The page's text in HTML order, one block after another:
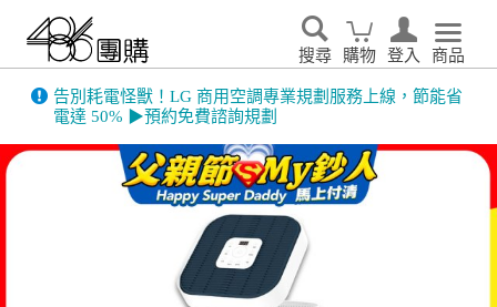
搜尋 購物 登入 商品
告別耗電怪獸！LG 商用空調專業規劃服務上線，節能省
電達 50% ▶預約免費諮詢規劃